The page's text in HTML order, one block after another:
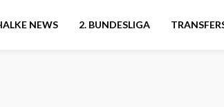
NEWS 2. BUNDESLIGA